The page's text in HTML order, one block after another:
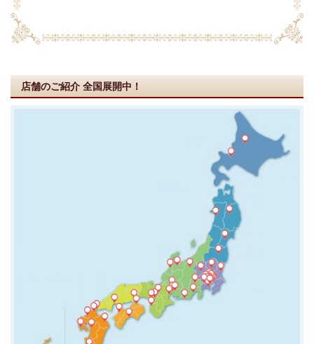
店舗のご紹介 全国展開中！